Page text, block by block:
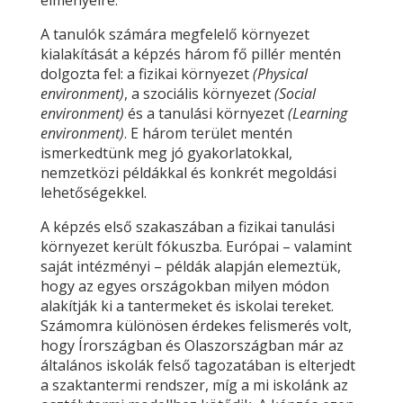
A tanulók számára megfelelő környezet
kialakítását a képzés három fő pillér mentén
dolgozta fel: a fizikai környezet(Physical
environment), a szociális környezet(Social
environment) és a tanulási környezet(Learning
environment). E három terület mentén
ismerkedtünk meg jó gyakorlatokkal,
nemzetközi példákkal és konkrét megoldási
lehetőségekkel.
A képzés első szakaszában a fizikai tanulási
környezet került fókuszba. Európai – valamint
saját intézményi – példák alapján elemeztük,
hogy az egyes országokban milyen módon
alakítják ki a tantermeket és iskolai tereket.
Számomra különösen érdekes felismerés volt,
hogy Írországban és Olaszországban már az
általános iskolák felső tagozatában is elterjedt
a szaktantermi rendszer, míg a mi iskolánk az